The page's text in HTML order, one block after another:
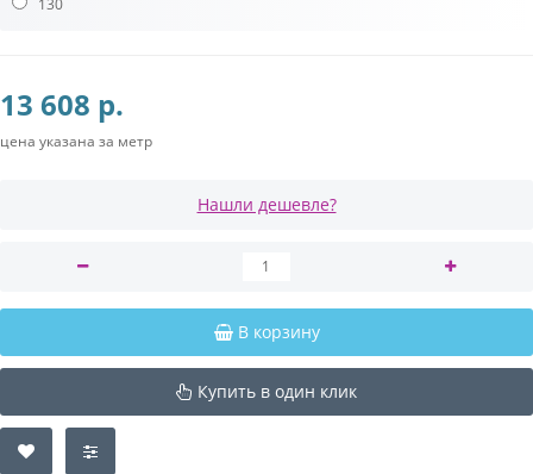
130
13 608 р.
цена указана за метр
Нашли дешевле?
В корзину
Купить в один клик